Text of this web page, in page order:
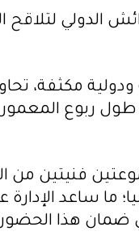
لتلاقح
مكثفة،
ربوع
ساعد الإدارة
ضمان هذا